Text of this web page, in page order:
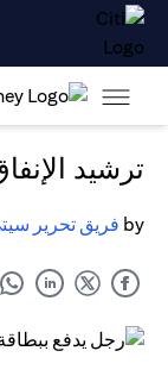
ترشيد
by فريق تحرير